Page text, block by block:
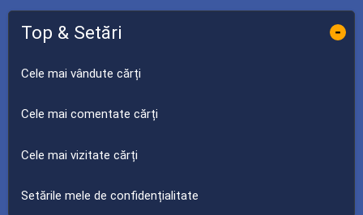
Top & Setări -
Cele mai vândute cărți
Cele mai comentate cărți
Cele mai vizitate cărți
Setările mele de confidențialitate